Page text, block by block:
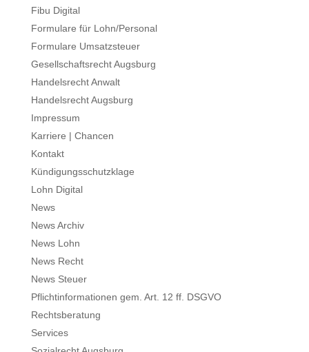
Fibu Digital
Formulare für Lohn/Personal
Formulare Umsatzsteuer
Gesellschaftsrecht Augsburg
Handelsrecht Anwalt
Handelsrecht Augsburg
Impressum
Karriere | Chancen
Kontakt
Kündigungsschutzklage
Lohn Digital
News
News Archiv
News Lohn
News Recht
News Steuer
Pflichtinformationen gem. Art. 12 ff. DSGVO
Rechtsberatung
Services